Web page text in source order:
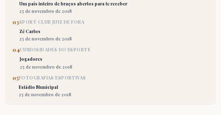
Um país inteiro de braços abertos para te receber
25 de novembro de 2018
03SPORT CLUB JUIZ DE FORA
Zé Carlos
25 de novembro de 2018
04CURIOSIDADES DO ESPORTE
Jogadores
25 de novembro de 2018
05FOTOGRAFIAS ESPORTIVAS
Estádio Municipal
25 de novembro de 2018